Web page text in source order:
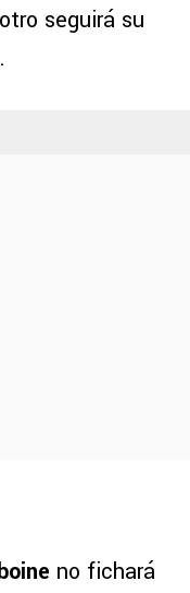
seguirá su
no fichará